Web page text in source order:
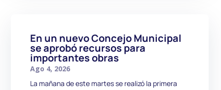
En un nuevo Concejo Municipal
se aprobó recursos para
importantes obras
Ago 4, 2026
La mañana de este martes se realizó la primera